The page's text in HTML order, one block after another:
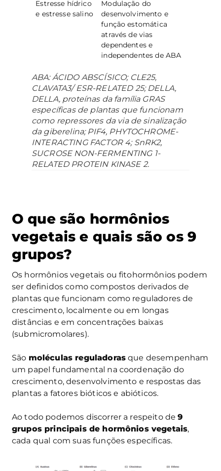
Estresse hídrico
e estresse salino
Modulação do
desenvolvimento e
função estomática
através de vias
dependentes e
independentes de ABA
ABA: ÁCIDO ABSCÍSICO; CLE25,
CLAVATA3/ ESR-RELATED 25; DELLA,
DELLA, proteínas da família GRAS
específicas de plantas que funcionam
como repressores da via de sinalização
da giberelina; PIF4, PHYTOCHROME-
INTERACTING FACTOR 4; SnRK2,
SUCROSE NON-FERMENTING 1-
RELATED PROTEIN KINASE 2.
O que são hormônios
vegetais e quais são os 9
grupos?
Os hormônios vegetais ou fitohormônios podem
ser definidos como compostos derivados de
plantas que funcionam como reguladores de
crescimento, localmente ou em longas
distâncias e em concentrações baixas
(submicromolares).
São moléculas reguladoras que desempenham
um papel fundamental na coordenação do
crescimento, desenvolvimento e respostas das
plantas a fatores bióticos e abióticos.
Ao todo podemos discorrer a respeito de9
grupos principais de hormônios vegetais,
cada qual com suas funções específicas.